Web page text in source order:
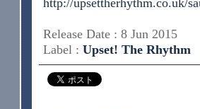
http://upsettherhythm.co.uk/
Release Date : 8 Jun 2015
Label : Upset! The Rhythm